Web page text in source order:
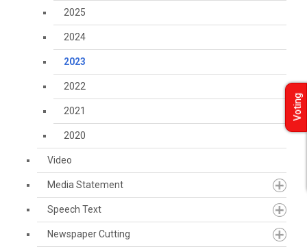
2025
2024
2023
2022
2021
2020
Video
Media Statement
Speech Text
Newspaper Cutting
Voting